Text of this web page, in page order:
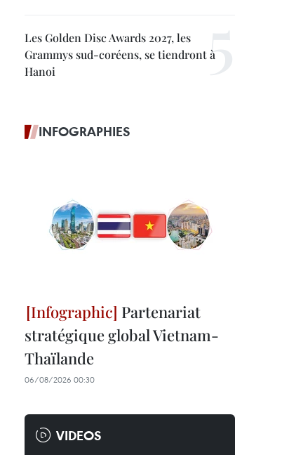
Les Golden Disc Awards 2027, les
Grammys sud-coréens, se tiendront à
Hanoi
INFOGRAPHIES
Partenariat
stratégique global Vietnam-
Thaïlande
06/08/2026 00:30
VIDEOS